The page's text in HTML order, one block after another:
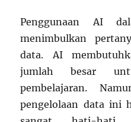
Penggunaan AI
menimbulkan
data. AI
jumlah besar
pembelajaran.
pengelolaan data ini